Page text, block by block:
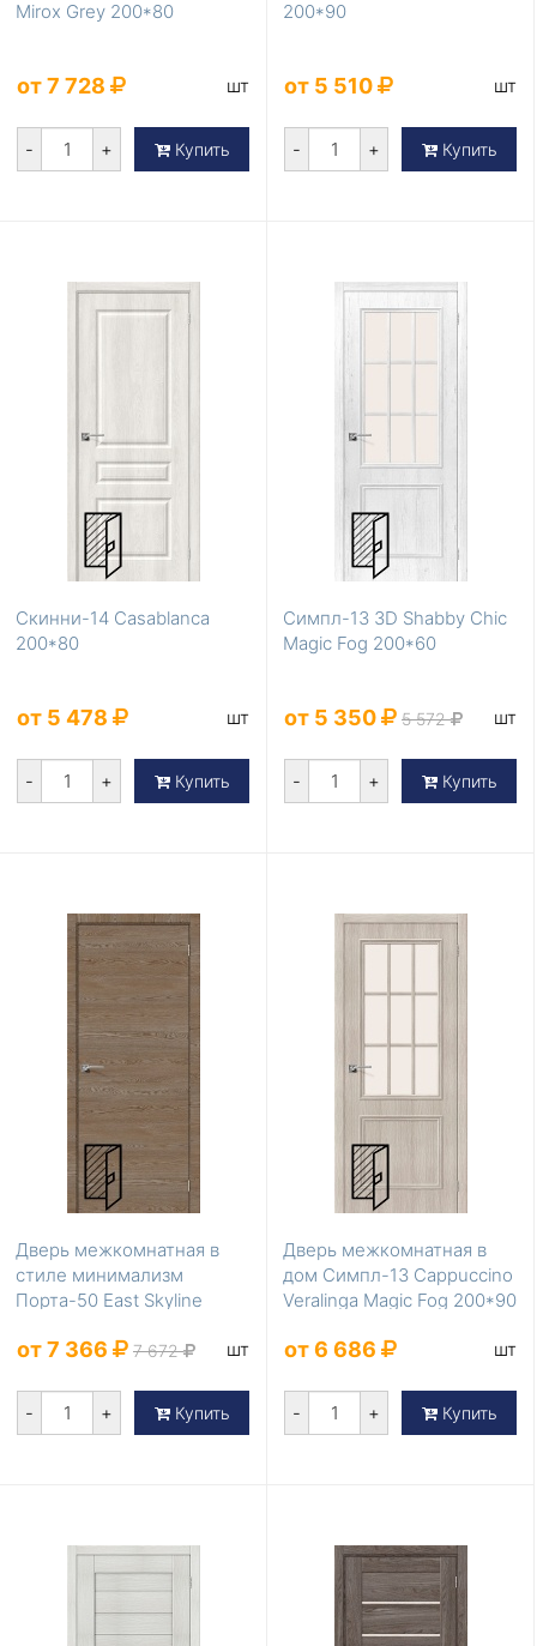
Mirox Grey 200*80
от 7 728 шт
- + Купить
200*90
от 5 510 шт
- + Купить
Скинни-14 Casablanca
200*80
от 5 478 шт
- + Купить
Симпл-13 3D Shabby Chic
Magic Fog 200*60
от 5 350 5 572 шт
- + Купить
Дверь межкомнатная в
стиле минимализм
Порта-50 East Skyline
от 7 366 7 672 шт
- + Купить
Дверь межкомнатная в
дом Симпл-13 Cappuccino
Veralinga Magic Fog 200*90
от 6 686 шт
- + Купить